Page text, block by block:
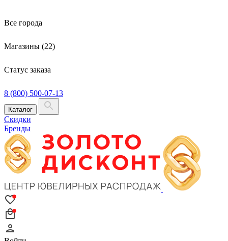
Все города
Магазины (22)
Статус заказа
8 (800) 500-07-13
Каталог
Скидки
Бренды